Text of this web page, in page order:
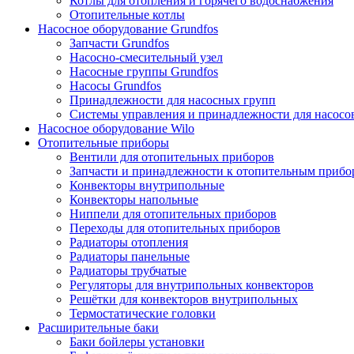
Отопительные котлы
Насосное оборудование Grundfos
Запчасти Grundfos
Насосно-смесительный узел
Насосные группы Grundfos
Насосы Grundfos
Принадлежности для насосных групп
Системы управления и принадлежности для
Насосное оборудование Wilo
Отопительные приборы
Вентили для отопительных приборов
Запчасти и принадлежности к отопительным
Конвекторы внутрипольные
Конвекторы напольные
Ниппели для отопительных приборов
Переходы для отопительных приборов
Радиаторы отопления
Радиаторы панельные
Радиаторы трубчатые
Регуляторы для внутрипольных конвекторов
Решётки для конвекторов внутрипольных
Термостатические головки
Расширительные баки
Баки бойлеры установки